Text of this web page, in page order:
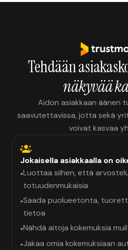
Tehdään
näkyvää
Aidon asiakkaan äänen
saavutettavissa, jotta sekä
voivat kasvaa
Jokaisella asiakkaalla on
•Luottaa siihen, että
totuudenmukaisia
•Saada puolueetonta,
tietoa
•Nähdä aitoja kokemuksia
•Jakaa omia kokemuksiaan